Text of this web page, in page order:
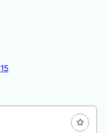
15